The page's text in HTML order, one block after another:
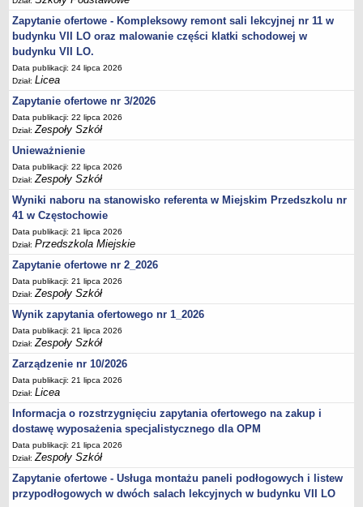
Kontrole
PONOWNE WYKORZYSTYWANIE
Sprawozdania
Deklaracja dostępności
PONOWNE WYKORZYSTYWANIE
UDOSTĘPNIANIE INFORMACJI PUBLICZNEJ
OCHRONA DANYCH OSOBOWYCH
Zapytanie ofertowe - Kompleksowy remont sali lekcyjnej nr 11 w
budynku VII LO oraz malowanie części klatki schodowej w
budynku VII LO.
Data publikacji: 24 lipca 2026
Dział:Licea
Zapytanie ofertowe nr 3/2026
Data publikacji: 22 lipca 2026
Dział:Zespoły Szkół
Unieważnienie
Data publikacji: 22 lipca 2026
Dział:Zespoły Szkół
Wyniki naboru na stanowisko referenta w Miejskim Przedszkolu nr
41 w Częstochowie
Data publikacji: 21 lipca 2026
Dział:Przedszkola Miejskie
Zapytanie ofertowe nr 2_2026
Data publikacji: 21 lipca 2026
Dział:Zespoły Szkół
Wynik zapytania ofertowego nr 1_2026
Data publikacji: 21 lipca 2026
Dział:Zespoły Szkół
Zarządzenie nr 10/2026
Data publikacji: 21 lipca 2026
Dział:Licea
Informacja o rozstrzygnięciu zapytania ofertowego na zakup i
dostawę wyposażenia specjalistycznego dla OPM
Data publikacji: 21 lipca 2026
Dział:Zespoły Szkół
Zapytanie ofertowe - Usługa montażu paneli podłogowych i listew
przypodłogowych w dwóch salach lekcyjnych w budynku VII LO